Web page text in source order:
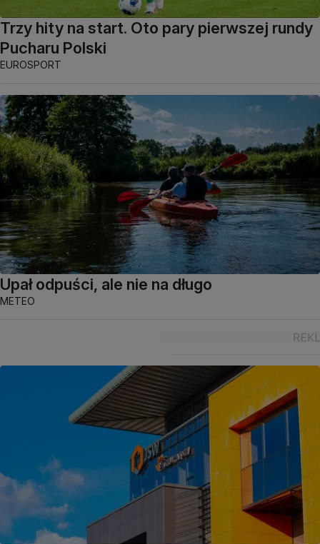
Trzy hity na start. Oto pary pierwszej rundy
Pucharu Polski
EUROSPORT
Upał odpuści, ale nie na długo
METEO